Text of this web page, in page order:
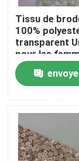
Terry Fabric
Tissu
Tissu de
Tissus de
Tissu de
100%
transparent
pour les